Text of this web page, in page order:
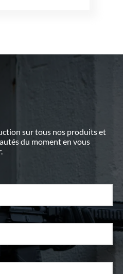
sur tous nos produits et
du moment en vous